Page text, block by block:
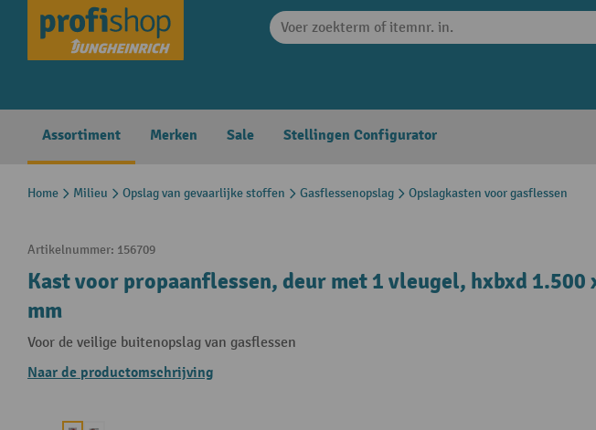
Skip to main navigation
Assortiment Merken Sale Stellingen Configurator
Home Milieu Opslag van gevaarlijke stoffen Gasflessenopslag Opslagkasten voor gasflessen
Artikelnummer: 156709
Kast voor propaanflessen, deur met 1 vleugel, hxbxd 1.500
mm
Voor de veilige buitenopslag van gasflessen
Naar de productomschrijving